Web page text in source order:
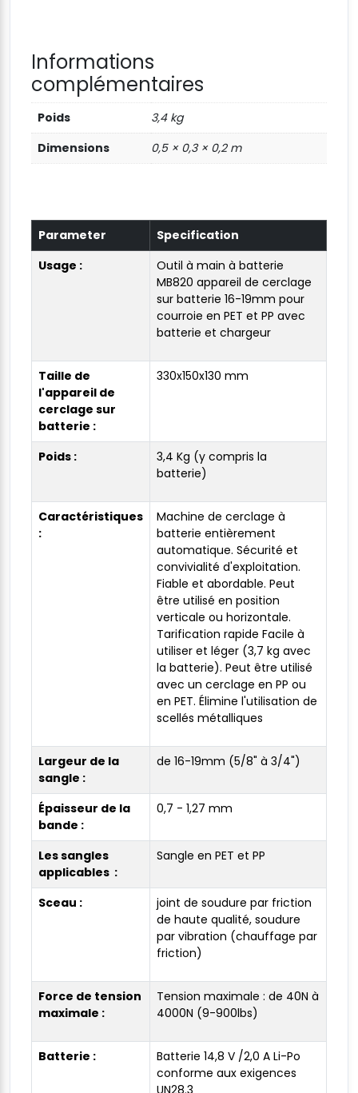
Informations
complémentaires
Poids
3,4 kg
Dimensions
0,5 × 0,3 × 0,2 m
Parameter
Specification
Usage :
Outil à main à batterie
MB820 appareil de cerclage
sur batterie 16-19mm pour
courroie en PET et PP avec
batterie et chargeur
Taille de
l'appareil de
cerclage sur
batterie :
330x150x130 mm
Poids :
3,4 Kg (y compris la
batterie)
Caractéristiques
:
Machine de cerclage à
batterie entièrement
automatique. Sécurité et
convivialité d'exploitation.
Fiable et abordable. Peut
être utilisé en position
verticale ou horizontale.
Tarification rapide Facile à
utiliser et léger (3,7 kg avec
la batterie). Peut être utilisé
avec un cerclage en PP ou
en PET. Élimine l'utilisation de
scellés métalliques
Largeur de la
sangle :
de 16-19mm (5/8" à 3/4")
Épaisseur de la
bande :
0,7 - 1,27 mm
Les sangles
applicables :
Sangle en PET et PP
Sceau :
joint de soudure par friction
de haute qualité, soudure
par vibration (chauffage par
friction)
Force de tension
maximale :
Tension maximale : de 40N à
4000N (9-900lbs)
Batterie :
Batterie 14,8 V /2,0 A Li-Po
conforme aux exigences